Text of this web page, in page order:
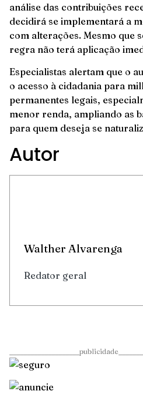
análise das contribuições
decidirá se implementará a
com alterações. Mesmo que
regra não terá aplicação
Especialistas alertam que o
o acesso à cidadania para
permanentes legais,
menor renda, ampliando as
para quem deseja se
Autor
Walther Alvarenga
Redator geral